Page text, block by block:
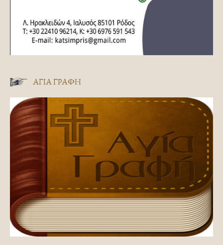
ΑΓΊΑ ΓΡΑΦΉ